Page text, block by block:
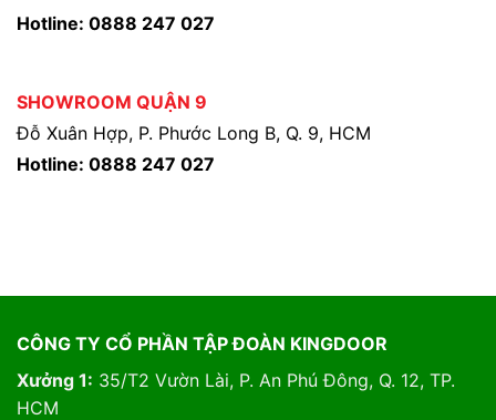
Hotline: 0888 247 027
SHOWROOM QUẬN 9
Đỗ Xuân Hợp, P. Phước Long B, Q. 9, HCM
Hotline: 0888 247 027
CÔNG TY CỔ PHẦN TẬP ĐOÀN KINGDOOR
Xưởng 1: 35/T2 Vườn Lài, P. An Phú Đông, Q. 12, TP.
HCM